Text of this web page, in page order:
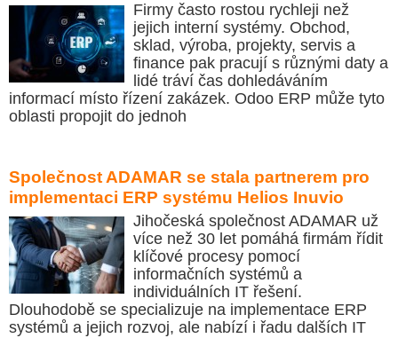
Firmy často rostou rychleji než
jejich interní systémy. Obchod,
sklad, výroba, projekty, servis a
finance pak pracují s různými daty a
lidé tráví čas dohledáváním
informací místo řízení zakázek. Odoo ERP může tyto
oblasti propojit do jednoh
Společnost ADAMAR se stala partnerem pro
implementaci ERP systému Helios Inuvio
Jihočeská společnost ADAMAR už
více než 30 let pomáhá firmám řídit
klíčové procesy pomocí
informačních systémů a
individuálních IT řešení.
Dlouhodobě se specializuje na implementace ERP
systémů a jejich rozvoj, ale nabízí i řadu dalších IT